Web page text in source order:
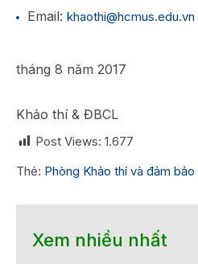
Email: khaothi@hcmus.edu.vn
tháng 8 năm 2017
Khảo thí & ĐBCL
Post Views: 1.677
Thẻ: Phòng Khảo thí và đảm
Xem nhiều nhất